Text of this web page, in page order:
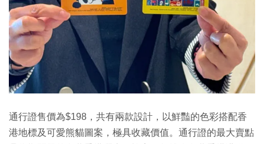
通行證售價為$198，共有兩款設計，以鮮豔的色彩搭配香
港地標及可愛熊貓圖案，極具收藏價值。通行證的最大賣點